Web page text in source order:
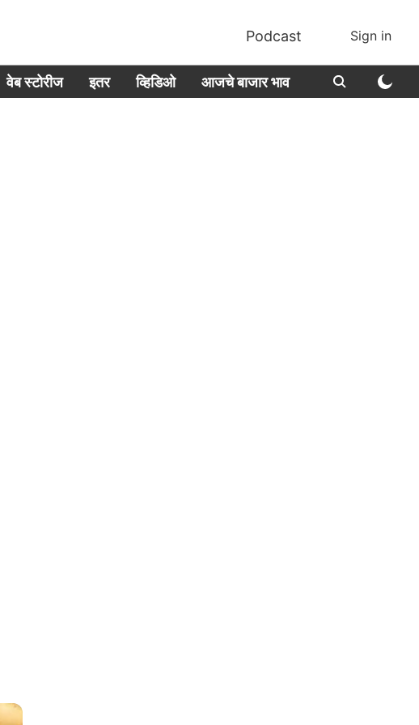
Podcast Sign in
वेब स्टोरीज इतर व्हिडिओ आजचे बाजार भाव